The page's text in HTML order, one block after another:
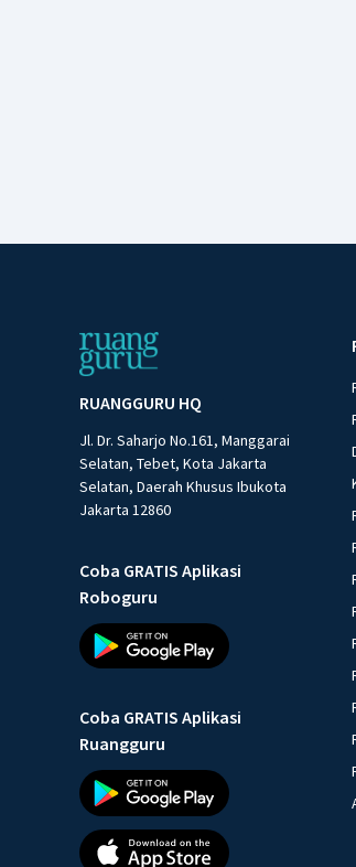
RUANGGURU HQ
Jl. Dr. Saharjo No.161, Manggarai
Selatan, Tebet, Kota Jakarta
Selatan, Daerah Khusus Ibukota
Jakarta 12860
Coba GRATIS Aplikasi
Roboguru
Coba GRATIS Aplikasi
Ruangguru